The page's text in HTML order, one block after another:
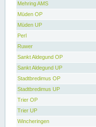
Mehring AMS
Müden OP
Müden UP
Perl
Ruwer
Sankt Aldegund OP
Sankt Aldegund UP
Stadtbredimus OP
Stadtbredimus UP
Trier OP
Trier UP
Wincheringen